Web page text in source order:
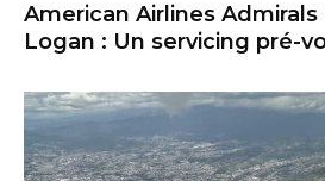
American Airlines
Logan : Un servicing pré-